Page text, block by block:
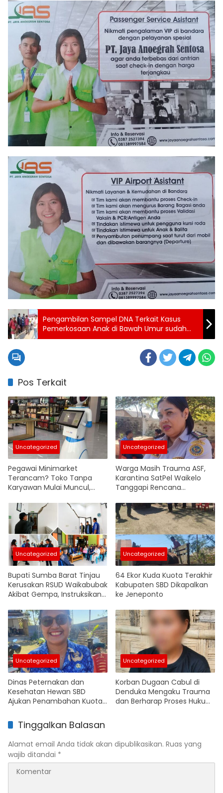
Pengambilan Sampel DNA Terkait Kasus
Pemerkosaan Anak di Bawah Umur sudah
Dilakukan Polres SBD
Pos Terkait
Uncategorized
Pegawai Minimarket
Terancam? Toko Tanpa
Karyawan Mulai Muncul,
Uncategorized
Warga Masih Trauma ASF,
Karantina SatPel Waikelo
Tanggapi Rencana
Pulau
Uncategorized
Bupati Sumba Barat Tinjau
Kerusakan RSUD Waikabubak
Akibat Gempa, Instruksikan
Renovasi
Uncategorized
64 Ekor Kuda Kuota Terakhir
Kabupaten SBD Dikapalkan
ke Jeneponto
Uncategorized
Dinas Peternakan dan
Kesehatan Hewan SBD
Ajukan Penambahan Kuota
Uncategorized
Korban Dugaan Cabul di
Denduka Mengaku Trauma
dan Berharap Proses Hukum
Tinggalkan Balasan
Alamat email Anda tidak akan dipublikasikan. Ruas yang
wajib ditandai *